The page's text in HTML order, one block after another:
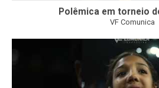
Polêmica em torneio
VF Comunica